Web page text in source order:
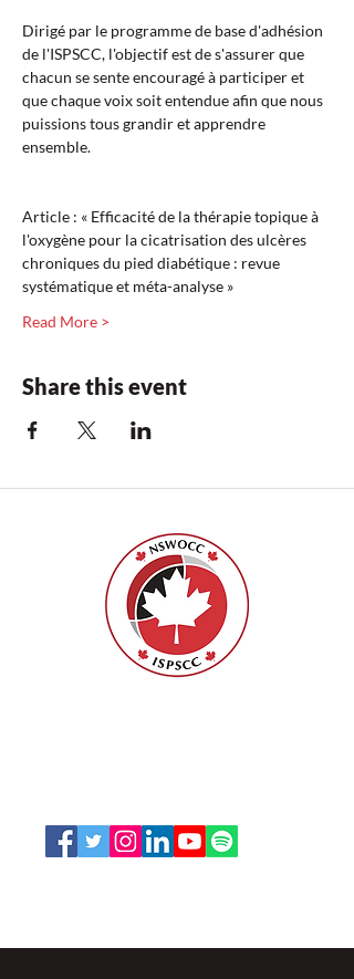
Dirigé par le programme de base d'adhésion
de l'ISPSCC, l'objectif est de s'assurer que
chacun se sente encouragé à participer et
que chaque voix soit entendue afin que nous
puissions tous grandir et apprendre
ensemble.
Article : « Efficacité de la thérapie topique à
l'oxygène pour la cicatrisation des ulcères
chroniques du pied diabétique : revue
systématique et méta-analyse »
Read More >
Share this event